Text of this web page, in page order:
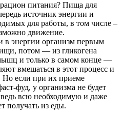
питания? Пища для
источник энергии и
для работы, в том числе –
движение.
в энергии организм первым
потом — из гликогена
и только в самом конце —
вмешаться в этот процесс и
если при их приеме
фуд, у организма не будет
всю необходимую и даже
получать из еды.